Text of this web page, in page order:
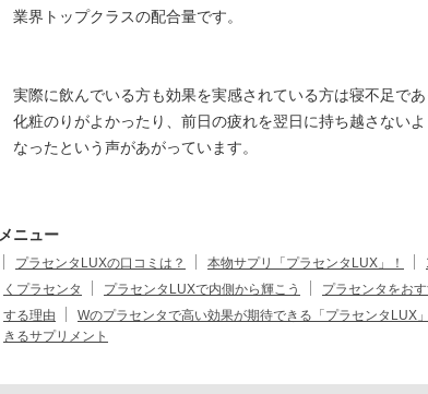
業界トップクラスの配合量です。
実際に飲んでいる方も効果を実感されている方は寝不足であ
化粧のりがよかったり、前日の疲れを翌日に持ち越さないよ
なったという声があがっています。
メニュー
プラセンタLUXの口コミは？ 本物サプリ「プラセンタLUX」！
くプラセンタ
プラセンタLUXで内側から輝こう プラセンタをお
する理由
Wのプラセンタで高い効果が期待できる「プラセンタLUX」
きるサプリメント